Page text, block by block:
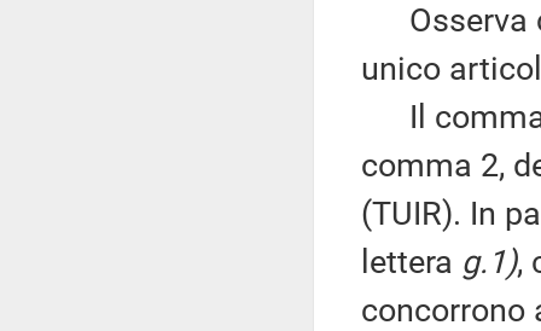
Osserva
unico
Il comma
comma 2,
(TUIR). In
lettera g.1),
concorrono